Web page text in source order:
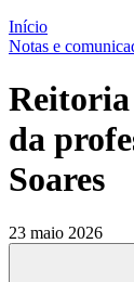
Início
Notas e
da
Soares
23 maio 2026